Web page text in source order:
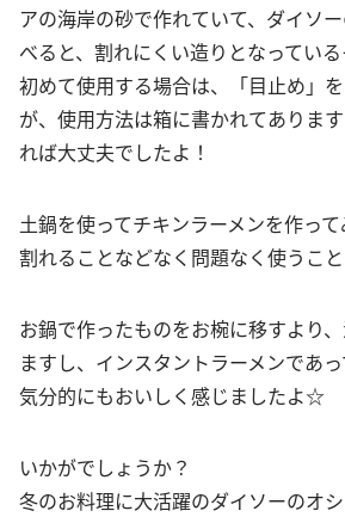
アの海岸の砂で作れていて、ダイソ
べると、割れにくい造りとなってい
初めて使用する場合は、「目止め」
が、使用方法は箱に書かれてありま
れば大丈夫でしたよ！
土鍋を使ってチキンラーメンを作っ
割れることなどなく問題なく使うこ
お鍋で作ったものをお椀に移すより
ますし、インスタントラーメンであ
気分的にもおいしく感じましたよ☆
いかがでしょうか？
冬のお料理に大活躍のダイソーのオシ